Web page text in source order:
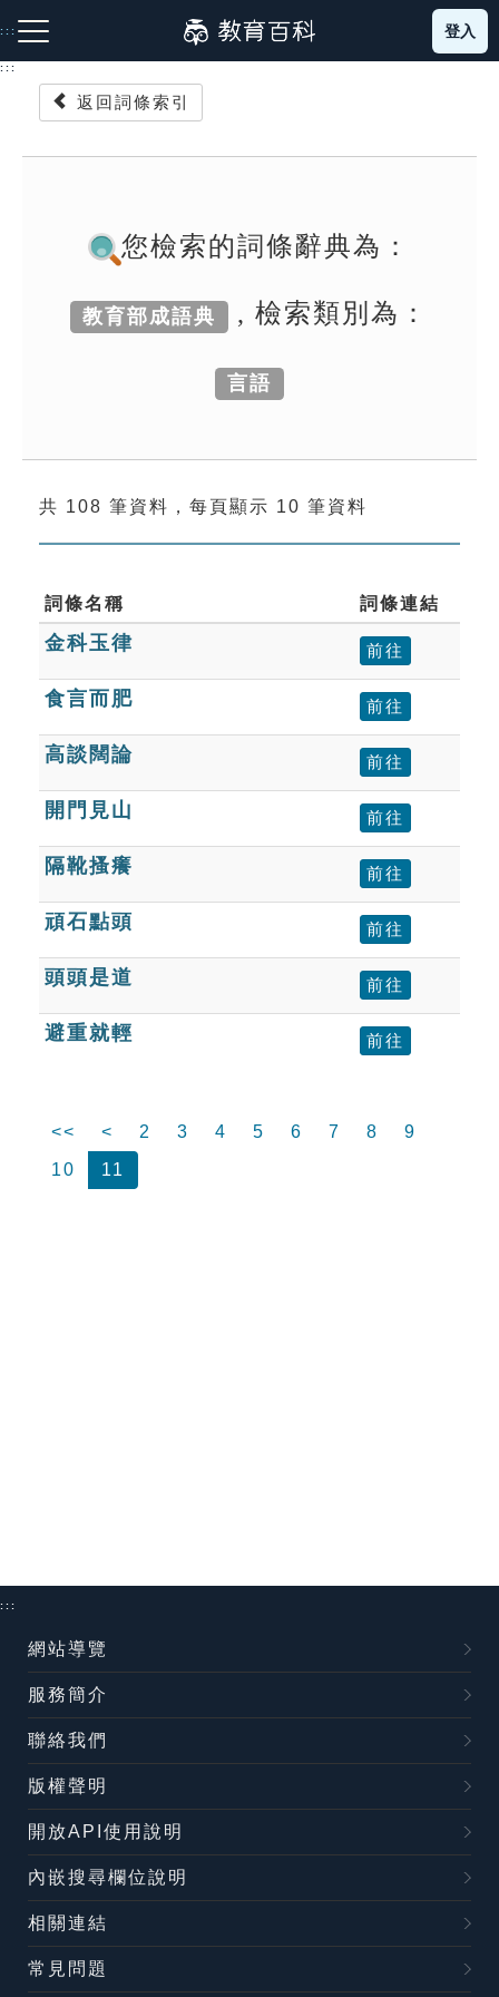
到
主
:::
成語故事
索引選單
單字索引
生命大百科索引
遊戲專區
教學應用
貓頭鷹博士
登入
:::
返回詞條索引
您檢索的詞條辭典為：
教育部成語典 , 檢索類別為：
言語
共 108 筆資料，每頁顯示 10 筆資料
詞條名稱 詞條連結
金科玉律 前往
食言而肥 前往
高談闊論 前往
開門見山 前往
隔靴搔癢 前往
頑石點頭 前往
頭頭是道 前往
避重就輕 前往
<< < 2 3 4 5 6 7 8
9
10
11
:::
網站導覽
服務簡介
聯絡我們
版權聲明
開放API使用說明
內嵌搜尋欄位說明
相關連結
常見問題